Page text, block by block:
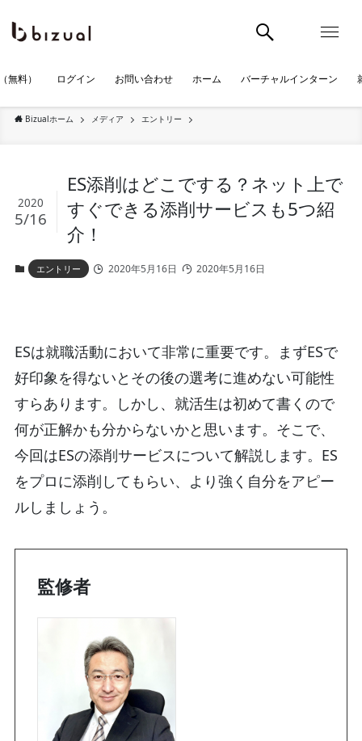
無料） ログイン お問い合わせ ホーム バーチャルインターン
Bizualホーム メディア エントリー
ES添削はどこでする？ネット上で
すぐできる添削サービスも5つ紹
介！
2020
5/16
エントリー 2020年5月16日 2020年5月16日
ESは就職活動において非常に重要です。まずESで
好印象を得ないとその後の選考に進めない可能性
すらあります。しかし、就活生は初めて書くので
何が正解かも分からないかと思います。そこで、
今回はESの添削サービスについて解説します。ES
をプロに添削してもらい、より強く自分をアピー
ルしましょう。
監修者